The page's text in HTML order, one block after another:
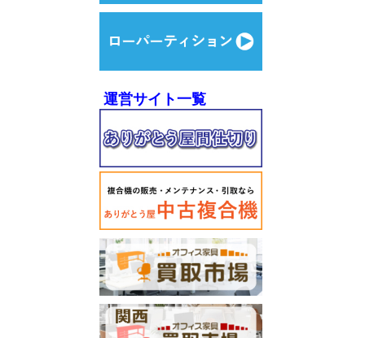
運営サイト一覧